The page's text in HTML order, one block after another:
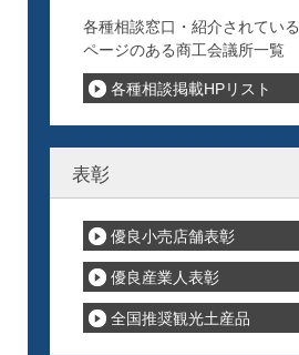
各種相談窓口・紹介されている
ページのある商工会議所一覧
各種相談掲載HPリスト
表彰
優良小売店舗表彰
優良産業人表彰
全国推奨観光土産品